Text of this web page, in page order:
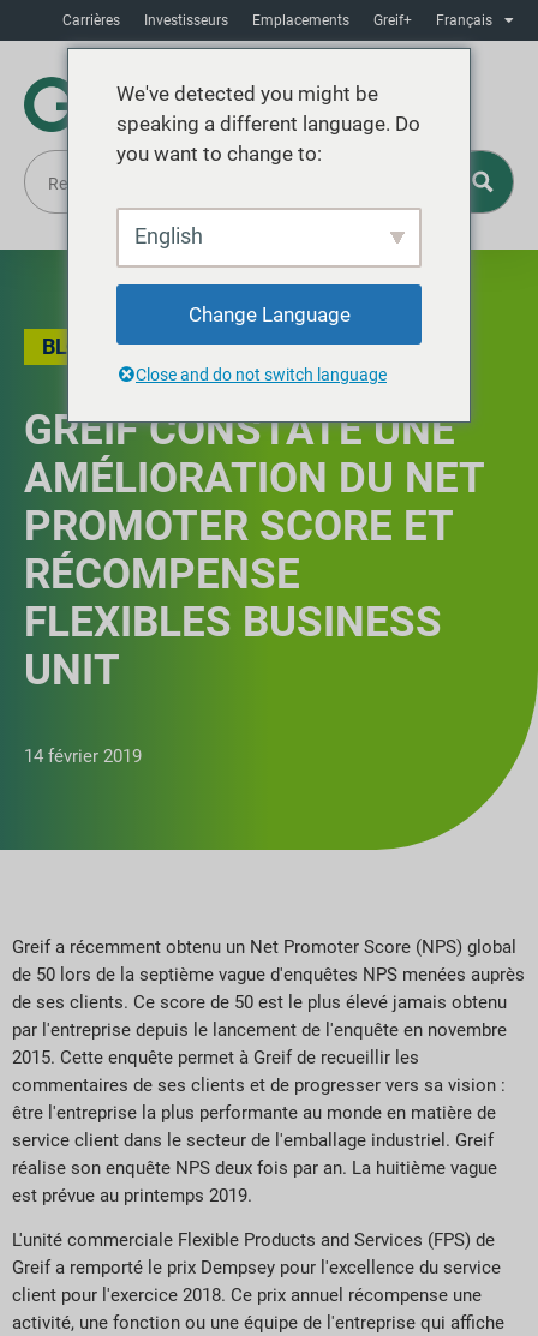
Carrières Investisseurs Emplacements Greif+ Français
BLOG
GREIF CONSTATE UNE
AMÉLIORATION DU NET
PROMOTER SCORE ET
RÉCOMPENSE
FLEXIBLES BUSINESS
UNIT
14 février 2019
Greif a récemment obtenu un Net Promoter Score (NPS) global
de 50 lors de la septième vague d'enquêtes NPS menées auprès
de ses clients. Ce score de 50 est le plus élevé jamais obtenu
par l'entreprise depuis le lancement de l'enquête en novembre
2015. Cette enquête permet à Greif de recueillir les
commentaires de ses clients et de progresser vers sa vision :
être l'entreprise la plus performante au monde en matière de
service client dans le secteur de l'emballage industriel. Greif
réalise son enquête NPS deux fois par an. La huitième vague
est prévue au printemps 2019.
L'unité commerciale Flexible Products and Services (FPS) de
Greif a remporté le prix Dempsey pour l'excellence du service
client pour l'exercice 2018. Ce prix annuel récompense une
activité, une fonction ou une équipe de l'entreprise qui affiche
We've detected you might be
speaking a different language. Do
you want to change to:
English
Change Language
Close and do not switch language